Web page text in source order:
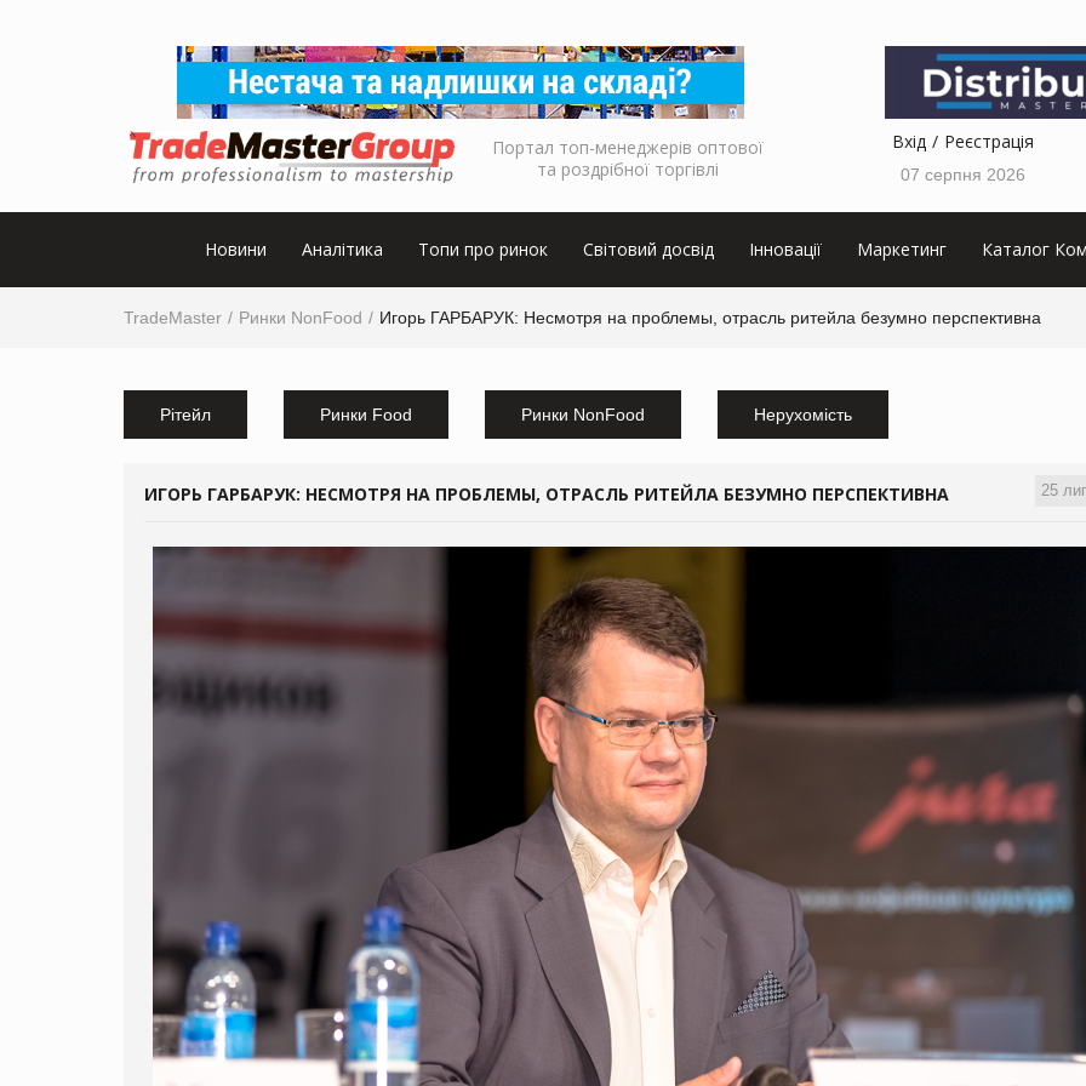
Портал топ-менеджерів оптової
та роздрібної торгівлі
Вхід Реєстрація
07 серпня 2026
Новини Аналітика Топи про ринок Світовий досвід Інновації Маркетинг Каталог
TradeMaster Ринки NonFood Игорь ГАРБАРУК: Несмотря на проблемы, отрасль ритейла безумно перспективна
Рітейл Ринки Food Ринки NonFood Нерухомість
25
ИГОРЬ ГАРБАРУК: НЕСМОТРЯ НА ПРОБЛЕМЫ, ОТРАСЛЬ РИТЕЙЛА БЕЗУМНО ПЕРСПЕКТИВНА